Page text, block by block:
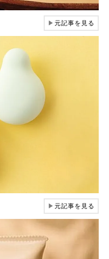
▶元記事を見る
▶元記事を見る